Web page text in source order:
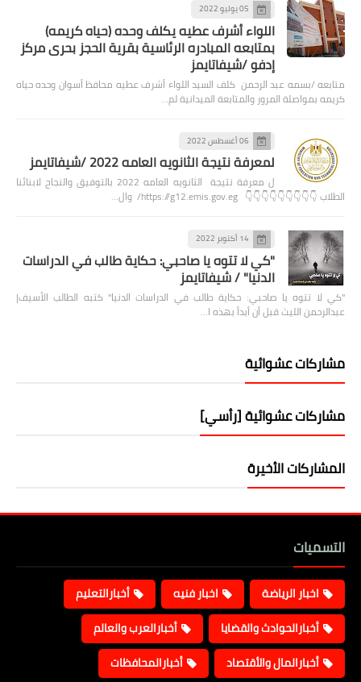
05 يوليو 2022
اللواء أشرف عطيه يكلف وحده (حياه كريمه)
بمتابعه المبادره الرئاسية بقرية الحجز بحرى مركز
إدفو /شيفاتايمز
متابعه /بسمه عبد الرحمن كلف السيد اللواء أشرف عطيه محافظ أسوان وحده حياه
كريمه بمواصلة المرور والمتابعة الميدانية لم…
06 أغسطس 2022
لمعرفة نتيجة الثانويه العامه 2022 /شيفاتايمز
ل معرفة نتيجة الثانويه العامه 2022 بالتوفيق والنجاح لابنائنا
الطلاب 👇👇👇👇👇👇👇👇👇 https://g12.emis.gov.eg/ وال…
14 أكتوبر 2022
"كي لا تتوه يا صاحبي: حكاية طالب في الدراسات
الدنيا" / شيفاتايمز
"كي لا تتوه يا صاحبي: حكاية طالب في الدراسات الدنيا" كتبه الطالب الأسيف|
عبدالرحمن الليث قبل أن أبدأ بهذه ا…
مشاركات عشوائية
مشاركات عشوائية [رأسي]
المشاركات الأخيرة
التسميات
اخبار الرياضة اخبار فنيه
أخبارالتعليم
أخبارالحوادث والقضايا
أخبارالعرب والعالم
أخبارالمال والأقتصاد
أخبارالمحافظات